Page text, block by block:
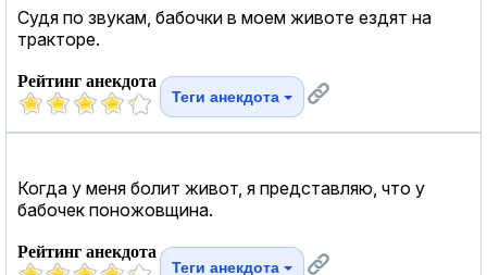
Судя по звукам, бабочки в моем животе ездят на
тракторе.
Рейтинг анекдота
Теги анекдота
Когда у меня болит живот, я представляю, что у
бабочек поножовщина.
Рейтинг анекдота
Теги анекдота